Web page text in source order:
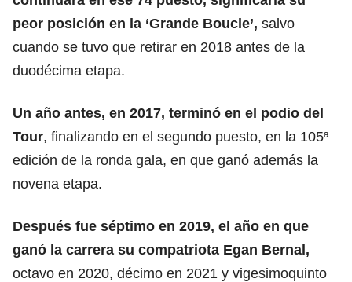
peor posición en la ‘Grande Boucle’, salvo
cuando se tuvo que retirar en 2018 antes de la
duodécima etapa.
Un año antes, en 2017, terminó en el podio del
Tour, finalizando en el segundo puesto, en la 105ª
edición de la ronda gala, en que ganó además la
novena etapa.
Después fue séptimo en 2019, el año en que
ganó la carrera su compatriota Egan Bernal,
octavo en 2020, décimo en 2021 y vigesimoquinto